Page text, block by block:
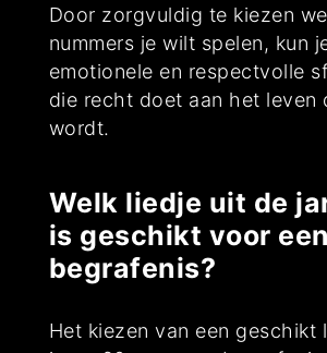
Door zorgvuldig te kiezen
nummers je wilt spelen, kun
emotionele en respectvolle
die recht doet aan het leven
wordt.
Welk liedje uit de
is geschikt voor een
begrafenis?
Het kiezen van een geschikt